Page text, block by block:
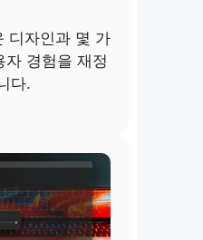
디자인과 몇 가
자 경험을 재정
다.